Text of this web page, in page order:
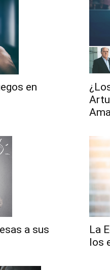
en
a sus
La
los